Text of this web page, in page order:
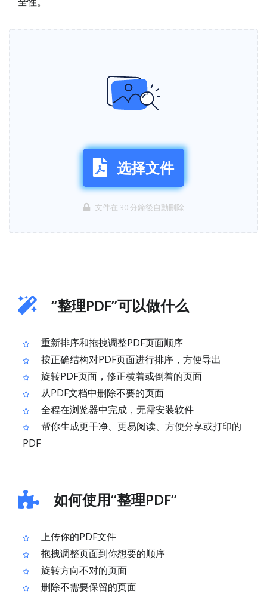
选择文件
文件在 30 分鐘後自動刪除
“整理PDF”可以做什么
重新排序和拖拽调整PDF页面顺序
按正确结构对PDF页面进行排序，方便导出
旋转PDF页面，修正横着或倒着的页面
从PDF文档中删除不要的页面
全程在浏览器中完成，无需安装软件
帮你生成更干净、更易阅读、方便分享或打印的
PDF
如何使用“整理PDF”
上传你的PDF文件
拖拽调整页面到你想要的顺序
旋转方向不对的页面
删除不需要保留的页面